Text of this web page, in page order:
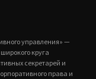
управления» —
круга
секретарей и
права и